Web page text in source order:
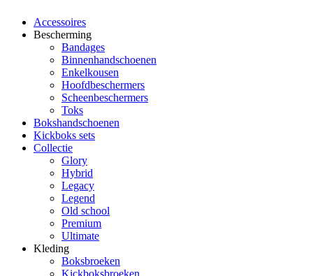
Accessoires
Bescherming
Bandages
Binnenhandschoenen
Enkelkousen
Hoofdbeschermers
Scheenbeschermers
Toks
Bokshandschoenen
Kickboks sets
Collectie
Glory
Hybrid
Legacy
Legend
Old school
Premium
Ultimate
Kleding
Boksbroeken
Kickboksbroeken